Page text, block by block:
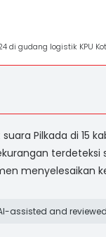
di gudang logistik KPU
Pilkada di 15
menyelesaikan
assisted and